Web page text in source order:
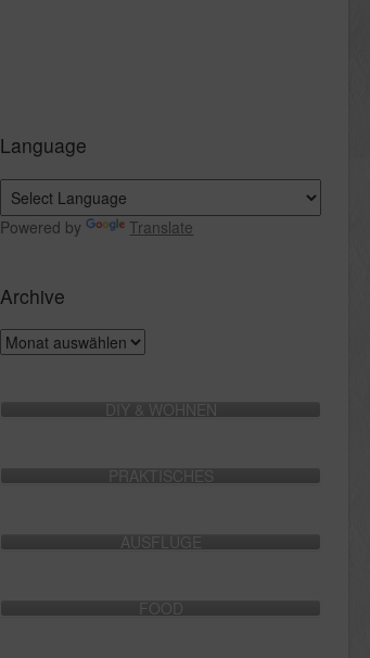
Language
Powered by Translate
Archive
Archive
DIY & WOHNEN
PRAKTISCHES
AUSFLÜGE
FOOD